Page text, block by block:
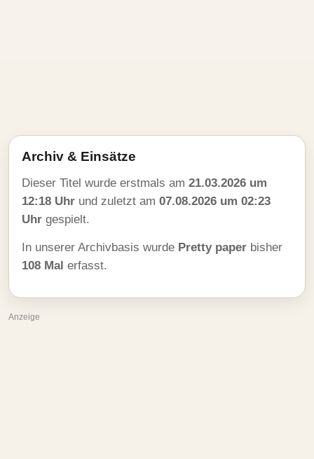
Archiv & Einsätze
Dieser Titel wurde erstmals am 21.03.2026 um
12:18 Uhr und zuletzt am 07.08.2026 um 02:23
Uhr gespielt.
In unserer Archivbasis wurde Pretty paper bisher
108 Mal erfasst.
Anzeige